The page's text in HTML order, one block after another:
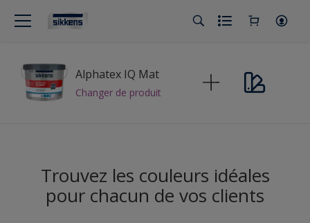
Alphatex IQ Mat
Changer de produit
Trouvez les couleurs idéales
pour chacun de vos clients